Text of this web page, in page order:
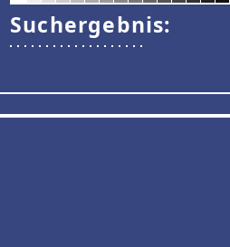
Suchergebnis: